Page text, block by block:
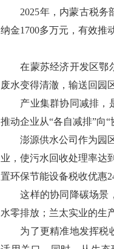
2025年，内蒙古税务
纳金1700多万元，有效推
在蒙苏经济开发区鄂
废水变得清澈，输送回园
产业集群协同减排，
推动企业从“各自减排”向“
澎源供水公司作为园
业，使污水回收处理率达
置环保节能设备税收优惠
这样的协同降碳场景
水零排放；兰太实业的生
为了更精准地发挥税